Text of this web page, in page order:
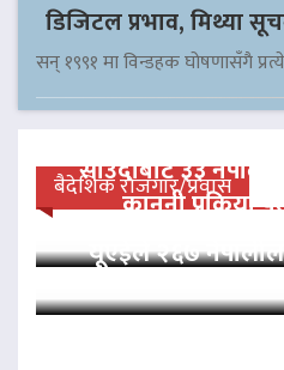
डिजिटल प्रभाव, मिथ्या
सन् १९९१ मा विन्डहक घोषणासँगै
बैदेशिक रोजगार/प्रवास
साउदीबाट ३३
कानुनी प्रक्रिया
यूएईले २६७